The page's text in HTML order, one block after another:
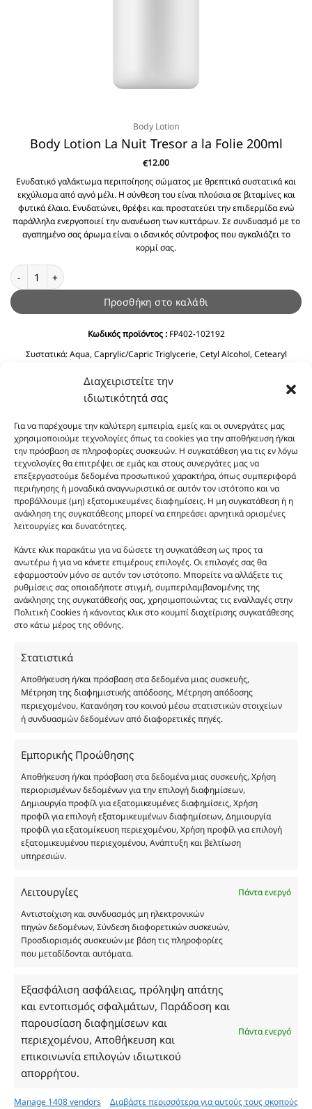
Διαχειριστείτε την
ιδιωτικότητά σας
Για να παρέχουμε την καλύτερη εμπειρία, εμείς και οι συνεργάτες μας
χρησιμοποιούμε τεχνολογίες όπως τα cookies για την αποθήκευση ή/και
την πρόσβαση σε πληροφορίες συσκευών. Η συγκατάθεση για τις εν λόγω
τεχνολογίες θα επιτρέψει σε εμάς και στους συνεργάτες μας να
επεξεργαστούμε δεδομένα προσωπικού χαρακτήρα, όπως συμπεριφορά
περιήγησης ή μοναδικά αναγνωριστικά σε αυτόν τον ιστότοπο και να
προβάλλουμε (μη) εξατομικευμένες διαφημίσεις. Η μη συγκατάθεση ή η
ανάκληση της συγκατάθεσης μπορεί να επηρεάσει αρνητικά ορισμένες
λειτουργίες και δυνατότητες.
Κάντε κλικ παρακάτω για να δώσετε τη συγκατάθεση ως προς τα
ανωτέρω ή για να κάνετε επιμέρους επιλογές. Οι επιλογές σας θα
εφαρμοστούν μόνο σε αυτόν τον ιστότοπο. Μπορείτε να αλλάξετε τις
ρυθμίσεις σας οποιαδήποτε στιγμή, συμπεριλαμβανομένης της
ανάκλησης της συγκατάθεσής σας, χρησιμοποιώντας τις εναλλαγές στην
Πολιτική Cookies ή κάνοντας κλικ στο κουμπί διαχείρισης συγκατάθεσης
στο κάτω μέρος της οθόνης.
Στατιστικά
Αποθήκευση ή/και πρόσβαση στα δεδομένα μιας συσκευής,
Μέτρηση της διαφημιστικής απόδοσης, Μέτρηση απόδοσης
περιεχομένου, Κατανόηση του κοινού μέσω στατιστικών στοιχείων
ή συνδυασμών δεδομένων από διαφορετικές πηγές.
Εμπορικής Προώθησης
Αποθήκευση ή/και πρόσβαση στα δεδομένα μιας συσκευής, Χρήση
περιορισμένων δεδομένων για την επιλογή διαφημίσεων,
Δημιουργία προφίλ για εξατομικευμένες διαφημίσεις, Χρήση
προφίλ για επιλογή εξατομικευμένων διαφημίσεων, Δημιουργία
προφίλ για εξατομίκευση περιεχομένου, Χρήση προφίλ για επιλογή
εξατομικευμένου περιεχομένου, Ανάπτυξη και βελτίωση
υπηρεσιών.
Λειτουργίες
Πάντα ενεργό
Αντιστοίχιση και συνδυασμός μη ηλεκτρονικών
πηγών δεδομένων, Σύνδεση διαφορετικών συσκευών,
Προσδιορισμός συσκευών με βάση τις πληροφορίες
που μεταδίδονται αυτόματα.
Εξασφάλιση ασφάλειας, πρόληψη απάτης
και εντοπισμός σφαλμάτων, Παράδοση και
παρουσίαση διαφημίσεων και
περιεχομένου, Αποθήκευση και
επικοινωνία επιλογών ιδιωτικού
απορρήτου.
Πάντα ενεργό
Manage 1408 vendors Διαβάστε περισσότερα για αυτούς τους σκοπούς
Body Lotion
Body Lotion La Nuit Tresor a la Folie 200ml
€12.00
Ενυδατικό γαλάκτωμα περιποίησης σώματος με θρεπτικά συστατικά και
εκχύλισμα από αγνό μέλι. Η σύνθεση του είναι πλούσια σε βιταμίνες και
φυτικά έλαια. Ενυδατώνει, θρέφει και προστατεύει την επιδερμίδα ενώ
παράλληλα ενεργοποιεί την ανανέωση των κυττάρων. Σε συνδυασμό με το
αγαπημένο σας άρωμα είναι ο ιδανικός σύντροφος που αγκαλιάζει το
κορμί σας.
Body Lotion La Nuit Tresor a la Folie 200ml ποσότητα
Προσθήκη στο καλάθι
Κωδικός προϊόντος :FP402-102192
Συστατικά:Aqua, Caprylic/Capric Triglycerie, Cetyl Alcohol, Cetearyl
Amygdalus Dulcis Oil, Cyclopentasiloxane, Phenoxyethanol, Ceteareth-20,
Olea Europaea Fruit Oil, Dimethicone, Ethylhexyglycerin, Imidazolidinyl
Urea, Polyquaternium-39, Panthenol, BHT, Sodium Benzoate, Citric Acid.
Οι φωτογραφίες των προϊόντων είναι ενδεικτικές
Σκοπός τους είναι η διευκόλυνση της επιλογής σας.
Σε καμία περίπτωση δεν αντιστοιχούν στα
αυθεντικά αρώματα και δεν ανταποκρίνονται στην
πραγματικότητα. Πρόθεση της επιχείρησης μας δεν
είναι η παραπλάνηση και η εξαπάτηση του
καταναλωτή. Όλα μας τα προϊόντα είναι τύπου, σε
χύμα μορφή και είναι εμπνευσμένα από τα
αντίστοιχα αυθεντικά γνωστών οίκων. Οι
ονομασίες, οι εικόνες και τα σήματα των
προϊόντων αποτελούν αναφαίρετη και
κατοχυρωμένη εμπορικά ιδιοκτησία των
Με επιφύλαξη κάθε νόμιμου δικαιώματος.
Eau de parfum
Αγίου Κωνσταντίνου 76
Τηλ. 2314 016010
ΑΦΜ 803285309
ΓΕΜΗ 193802504000
Ωράριο Καταστήματος
Δευτέρα: 08:30–16:30
Τρίτη: 08:30–16:30
Τετάρτη: 08:30–16:30
Πέμπτη: 08:30–16:30
Παρασκευή: 08:30–16:30
Σάββατο - Κυριακή: Κλειστά